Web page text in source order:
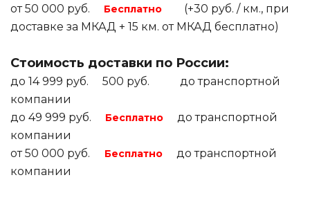
от 50 000 руб. Бесплатно
(+30 руб. / км., при
доставке за МКАД + 15 км. от МКАД бесплатно)
Стоимость доставки по России:
до 14 999 руб. 500 руб. до транспортной
компании
до 49 999 руб.
Бесплатно
до транспортной
компании
от 50 000 руб.
Бесплатно
до транспортной
компании